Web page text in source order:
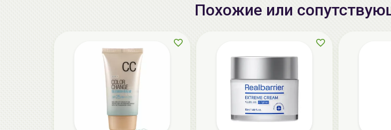
Похожие или